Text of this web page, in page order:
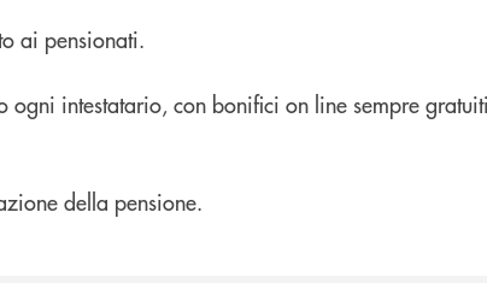
ai pensionati.
ogni intestatario, con bonifici on line sempre
della pensione.